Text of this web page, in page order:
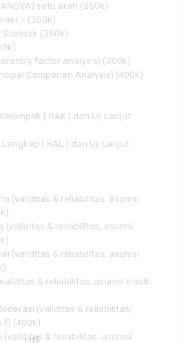
satu arah (250k)
= (350k)
Statistik (350k)
factor analysis) (300k)
Componen Analysis) (400k)
( RAK ) dan Uji Lanjut
( RAL ) dan Uji Lanjut
(validitas & reliabilitas, asumsi
(validitas & reliabilitas, asumsi
(validitas & reliabilitas, asumsi
& reliabilitas, asumsi klasik,
(validitas & reliabilitas,
f) (400k)
(validitas & reliabilitas, asumsi